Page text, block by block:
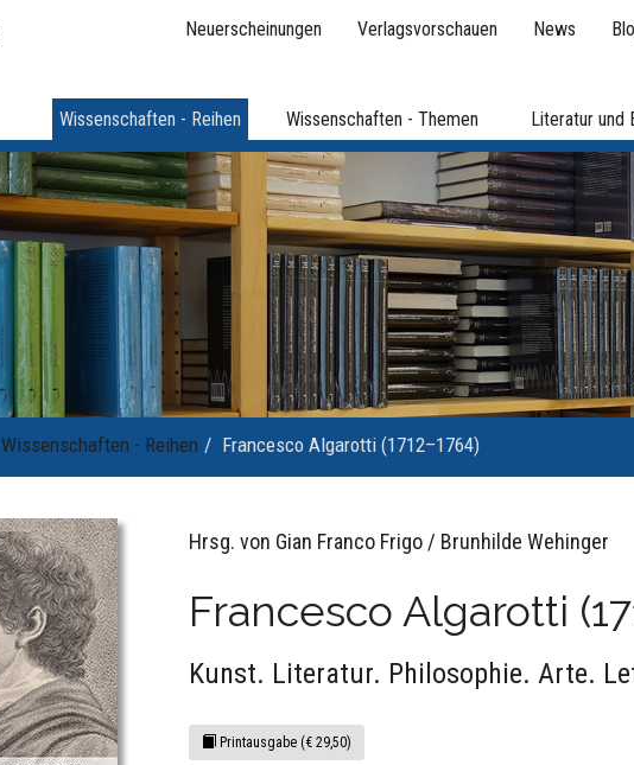
Neuerscheinungen Verlagsvorschauen News
Wissenschaften - Reihen Wissenschaften - Themen Literatur und
Wissenschaften - Reihen Francesco Algarotti (1712–1764)
Hrsg. von Gian Franco Frigo / Brunhilde Wehinger
Francesco Algarotti
Kunst. Literatur. Philosophie. Arte.
Printausgabe (€ 29,50)